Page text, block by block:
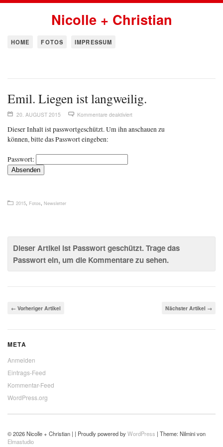
Nicolle + Christian
HOME FOTOS IMPRESSUM
Emil. Liegen ist langweilig.
20. AUGUST 2015 Kommentare deaktiviert
Dieser Inhalt ist passwortgeschützt. Um ihn anschauen zu
können, bitte das Passwort eingeben:
Passwort:
2015, Fotos, Newsletter
Dieser Artikel ist Passwort geschützt. Trage das
Passwort ein, um die Kommentare zu sehen.
Nächster Artikel →
← Vorheriger Artikel
META
Anmelden
Eintrags-Feed
Kommentar-Feed
WordPress.org
© 2026 Nicolle + Christian | | Proudly powered byWordPress | Theme: Nilmini von
Elmastudio